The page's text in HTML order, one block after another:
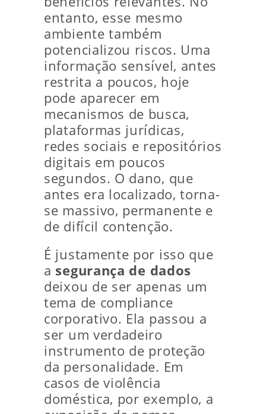
entanto, esse mesmo
ambiente também
potencializou riscos. Uma
informação sensível, antes
restrita a poucos, hoje
pode aparecer em
mecanismos de busca,
plataformas jurídicas,
redes sociais e repositórios
digitais em poucos
segundos. O dano, que
antes era localizado, torna-
se massivo, permanente e
de difícil contenção.
É justamente por isso que
a segurança de dados
deixou de ser apenas um
tema de compliance
corporativo. Ela passou a
ser um verdadeiro
instrumento de proteção
da personalidade. Em
casos de violência
doméstica, por exemplo, a